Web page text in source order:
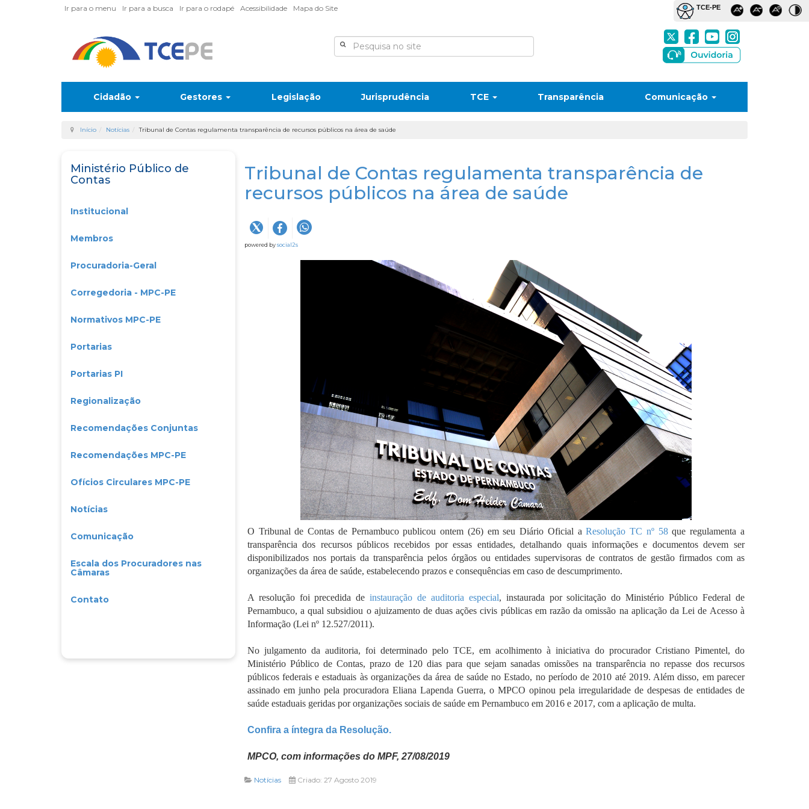
Ir para o menu Ir para a busca Ir para o rodapé Acessibilidade Mapa do Site
Cidadão Gestores Legislação Jurisprudência TCE Transparência Comunicação
Início Notícias Tribunal de Contas regulamenta transparência de recursos públicos na área de saúde
Ministério Público de
Contas
Institucional
Membros
Procuradoria-Geral
Corregedoria - MPC-PE
Normativos MPC-PE
Portarias
Portarias PI
Regionalização
Recomendações Conjuntas
Recomendações MPC-PE
Ofícios Circulares MPC-PE
Notícias
Comunicação
Escala dos Procuradores nas
Câmaras
Contato
Tribunal de Contas regulamenta transparência de
recursos públicos na área de saúde
powered bysocial2s
O Tribunal de Contas de Pernambuco publicou ontem (26) em seu Diário Oficial aResolução TC nº 58que regulamenta a
transparência dos recursos públicos recebidos por essas entidades, detalhando quais informações e documentos devem ser
disponibilizados nos portais da transparência pelos órgãos ou entidades supervisoras de contratos de gestão firmados com as
organizações da área de saúde, estabelecendo prazos e consequências em caso de descumprimento.
A resolução foi precedida deinstauração de auditoria especial, instaurada por solicitação do Ministério Público Federal de
Pernambuco, a qual subsidiou o ajuizamento de duas ações civis públicas em razão da omissão na aplicação da Lei de Acesso à
Informação (Lei nº 12.527/2011).
No julgamento da auditoria, foi determinado pelo TCE, em acolhimento à iniciativa do procurador Cristiano Pimentel, do
Ministério Público de Contas, prazo de 120 dias para que sejam sanadas omissões na transparência no repasse dos recursos
públicos federais e estaduais às organizações da área de saúde no Estado, no período de 2010 até 2019. Além disso, em parecer
assinado em junho pela procuradora Eliana Lapenda Guerra, o MPCO opinou pela irregularidade de despesas de entidades de
saúde estaduais geridas por organizações sociais de saúde em Pernambuco em 2016 e 2017, com a aplicação de multa.
Confira a íntegra da Resolução.
MPCO, com informações do MPF, 27/08/2019
Notícias Criado: 27 Agosto 2019